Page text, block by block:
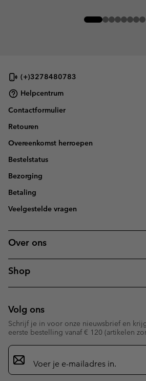
(+)3278480783
Helpcentrum
Contactformulier
Retouren
Overeenkomst herroepen
Bestelstatus
Bezorging
Betaling
Veelgestelde vragen
Over ons
Shop
Volg ons
Schrijf je in voor onze nieuwsbrief en
eerste bestelling vanaf € 120 (artikelen
Aanmelden
voor
e-